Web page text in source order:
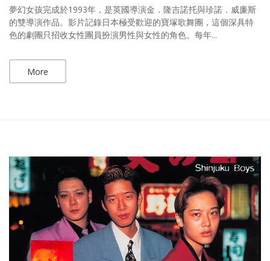
夢幻女孩完成於1993年，是英國導演金．隆吉諾托與珍諾．威廉斯
的雙導演作品。影片記錄日本極受歡迎的寶塚歌舞團，這個深具特
色的劇團只招收女性團員扮演男性與女性的角色。每年...
More